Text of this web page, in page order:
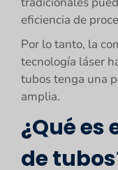
eficiencia de
Por lo tanto, la
tecnología láser
tubos tenga una
amplia.
¿Qué
de